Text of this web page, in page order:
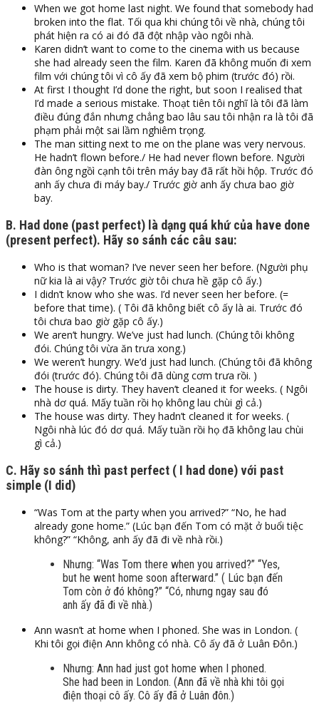
When we got home last night. We found that somebody had
broken into the flat. Tối qua khi chúng tôi về nhà, chúng tôi
phát hiện ra có ai đó đã đột nhập vào ngôi nhà.
Karen didn’t want to come to the cinema with us because
she had already seen the film. Karen đã không muốn đi xem
film với chúng tôi vì cô ấy đã xem bộ phim (trước đó) rồi.
At first I thought I’d done the right, but soon I realised that
I’d made a serious mistake. Thoạt tiên tôi nghĩ là tôi đã làm
điều đúng đắn nhưng chẳng bao lâu sau tôi nhận ra là tôi đã
phạm phải một sai lầm nghiêm trọng.
The man sitting next to me on the plane was very nervous.
He hadn’t flown before./ He had never flown before. Người
đàn ông ngồì cạnh tôi trên máy bay đã rất hồi hộp. Trước đó
anh ấy chưa đi máy bay./ Trước giờ anh ấy chưa bao giờ
bay.
B. Had done (past perfect) là dạng quá khứ của have done
(present perfect). Hãy so sánh các câu sau:
Who is that woman? I’ve never seen her before. (Người phụ
nữ kia là ai vậy? Trước giờ tôi chưa hề gặp cô ấy.)
I didn’t know who she was. I’d never seen her before. (=
before that time). ( Tôi đã không biết cô ấy là ai. Trước đó
tôi chưa bao giờ gặp cô ấy.)
We aren’t hungry. We’ve just had lunch. (Chúng tôi không
đói. Chúng tôi vừa ăn trưa xong.)
We weren’t hungry. We’d just had lunch. (Chúng tôi đã không
đói (trước đó). Chúng tôi đã dùng cơm trưa rồi. )
The house is dirty. They haven’t cleaned it for weeks. ( Ngôi
nhà dơ quá. Mấy tuần rồi họ không lau chùi gì cả.)
The house was dirty. They hadn’t cleaned it for weeks. (
Ngôi nhà lúc đó dơ quá. Mấy tuần rồi họ đã không lau chùi
gì cả.)
C. Hãy so sánh thì past perfect ( I had done) với past
simple (I did)
“Was Tom at the party when you arrived?” “No, he had
already gone home.” (Lúc bạn đến Tom có mặt ở buổi tiệc
không?” “Không, anh ấy đã đi về nhà rồi.)
Nhưng: “Was Tom there when you arrived?” “Yes,
but he went home soon afterward.” ( Lúc bạn đến
Tom còn ở đó không?” “Có, nhưng ngay sau đó
anh ấy đã đi về nhà.)
Ann wasn’t at home when I phoned. She was in London. (
Khi tôi gọi điện Ann không có nhà. Cô ấy đã ở Luân Đôn.)
Nhưng: Ann had just got home when I phoned.
She had been in London. (Ann đã về nhà khi tôi gọi
điện thoại cô ấy. Cô ấy đã ở Luân đôn.)